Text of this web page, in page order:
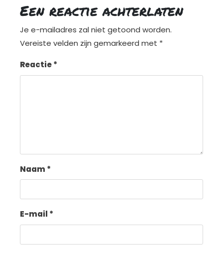
Een reactie achterlaten
Je e-mailadres zal niet getoond worden.
Vereiste velden zijn gemarkeerd met *
Reactie*
Naam *
E-mail *